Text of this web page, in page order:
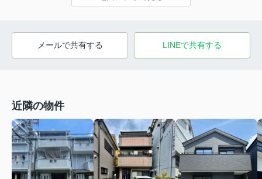
メールで共有する LINEで共有する
近隣の物件